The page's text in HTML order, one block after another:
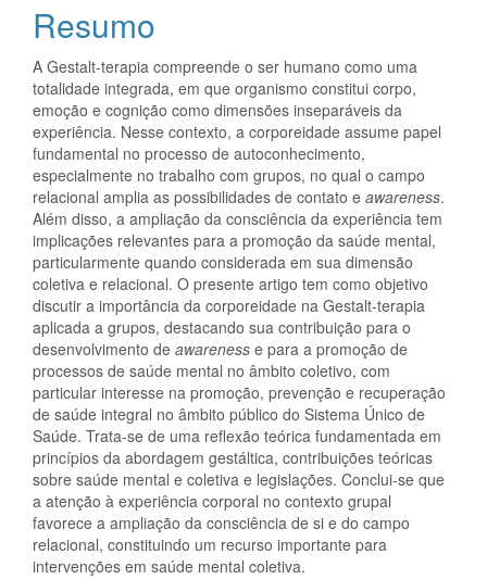
artigo
principal
Resumo
A Gestalt-terapia compreende o ser humano como uma
totalidade integrada, em que organismo constitui corpo,
emoção e cognição como dimensões inseparáveis da
experiência. Nesse contexto, a corporeidade assume papel
fundamental no processo de autoconhecimento,
especialmente no trabalho com grupos, no qual o campo
relacional amplia as possibilidades de contato e awareness.
Além disso, a ampliação da consciência da experiência tem
implicações relevantes para a promoção da saúde mental,
particularmente quando considerada em sua dimensão
coletiva e relacional. O presente artigo tem como objetivo
discutir a importância da corporeidade na Gestalt-terapia
aplicada a grupos, destacando sua contribuição para o
desenvolvimento de awareness e para a promoção de
processos de saúde mental no âmbito coletivo, com
particular interesse na promoção, prevenção e recuperação
de saúde integral no âmbito público do Sistema Único de
Saúde. Trata-se de uma reflexão teórica fundamentada em
princípios da abordagem gestáltica, contribuições teóricas
sobre saúde mental e coletiva e legislações. Conclui-se que
a atenção à experiência corporal no contexto grupal
favorece a ampliação da consciência de si e do campo
relacional, constituindo um recurso importante para
intervenções em saúde mental coletiva.